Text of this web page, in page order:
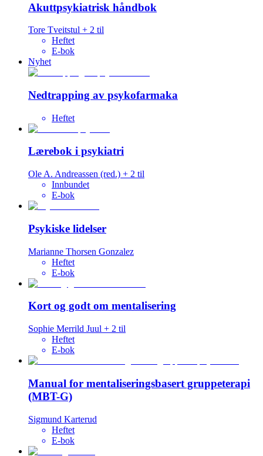
Akuttpsykiatrisk håndbok
Tore Tveitstul + 2 til
Heftet
E-bok
Nyhet
Nedtrapping av psykofarmaka
Heftet
Lærebok i psykiatri
Ole A. Andreassen (red.) + 2 til
Innbundet
E-bok
Psykiske lidelser
Marianne Thorsen Gonzalez
Heftet
E-bok
Kort og godt om mentalisering
Sophie Merrild Juul + 2 til
Heftet
E-bok
Manual for mentaliseringsbasert gruppeterapi
(MBT-G)
Sigmund Karterud
Heftet
E-bok